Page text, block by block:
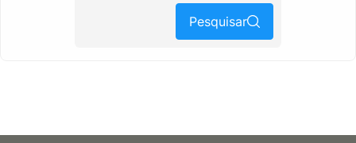
Pesquisar